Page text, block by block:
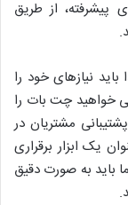
پیشرفته، از طریق
نیازهای خود را
خواهید چت بات را
مشتریان در
یک ابزار برقراری
باید به صورت دقیق